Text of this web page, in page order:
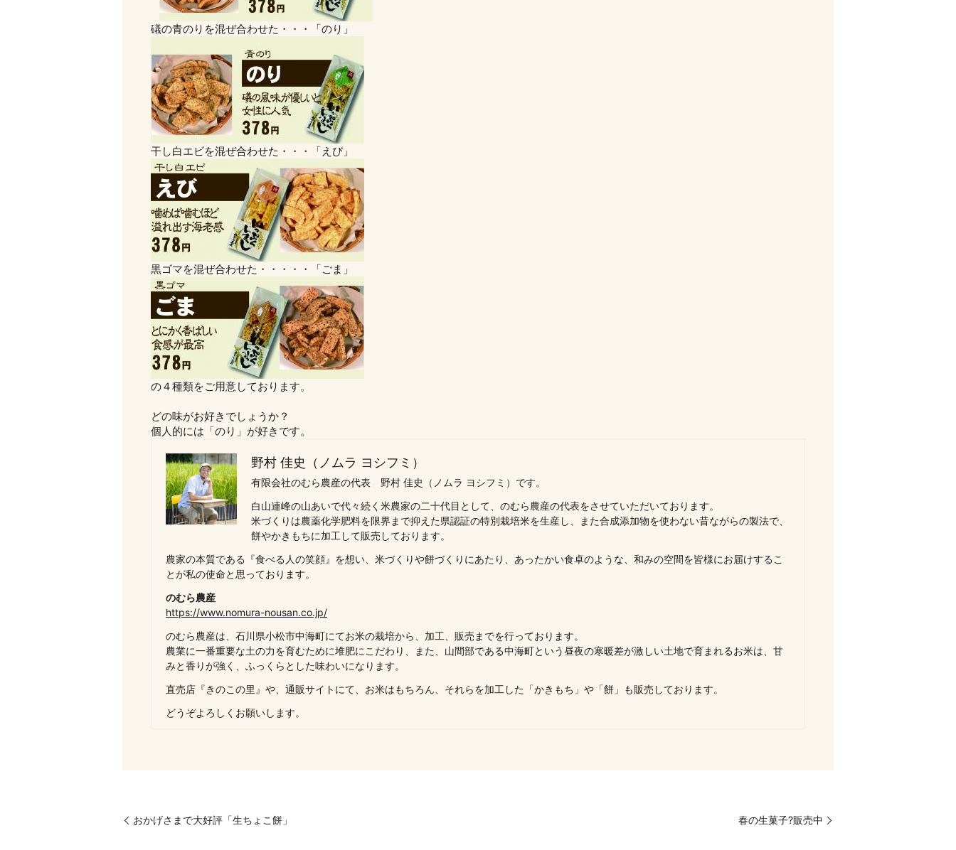
礒の青のりを混ぜ合わせた・・・「のり」
干し白エビを混ぜ合わせた・・・「えび」
黒ゴマを混ぜ合わせた・・・・・「ごま」
の４種類をご用意しております。
どの味がお好きでしょうか？
個人的には「のり」が好きです。
野村 佳史（ノムラ ヨシフミ）
有限会社のむら農産の代表 野村 佳史（ノムラ ヨシフミ）です。
白山連峰の山あいで代々続く米農家の二十代目として、のむら農産の代表をさせていただいております。
米づくりは農薬化学肥料を限界まで抑えた県認証の特別栽培米を生産し、また合成添加物を使わない昔ながらの製法で、
餅やかきもちに加工して販売しております。
農家の本質である『食べる人の笑顔』を想い、米づくりや餅づくりにあたり、あったかい食卓のような、和みの空間を皆様にお届けするこ
とが私の使命と思っております。
のむら農産
https://www.nomura-nousan.co.jp/
のむら農産は、石川県小松市中海町にてお米の栽培から、加工、販売までを行っております。
農業に一番重要な土の力を育むために堆肥にこだわり、また、山間部である中海町という昼夜の寒暖差が激しい土地で育まれるお米は、甘
みと香りが強く、ふっくらとした味わいになります。
直売店『きのこの里』や、通販サイトにて、お米はもちろん、それらを加工した「かきもち」や「餅」も販売しております。
どうぞよろしくお願いします。
おかげさまで大好評「生ちょこ餅」 春の生菓子?販売中